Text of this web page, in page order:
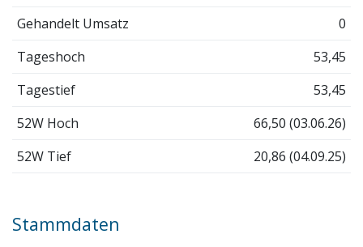
Gehandelt Umsatz
0
Tageshoch
53,45
Tagestief
53,45
52W Hoch
66,50 (03.06.26)
52W Tief
20,86 (04.09.25)
Stammdaten